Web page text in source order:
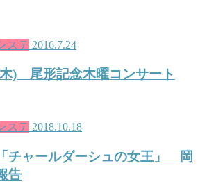
ステ 2016.7.24
木) 尾形記念木曜コンサート
ステ 2018.10.18
チャールダーシュの女王」 岡
告